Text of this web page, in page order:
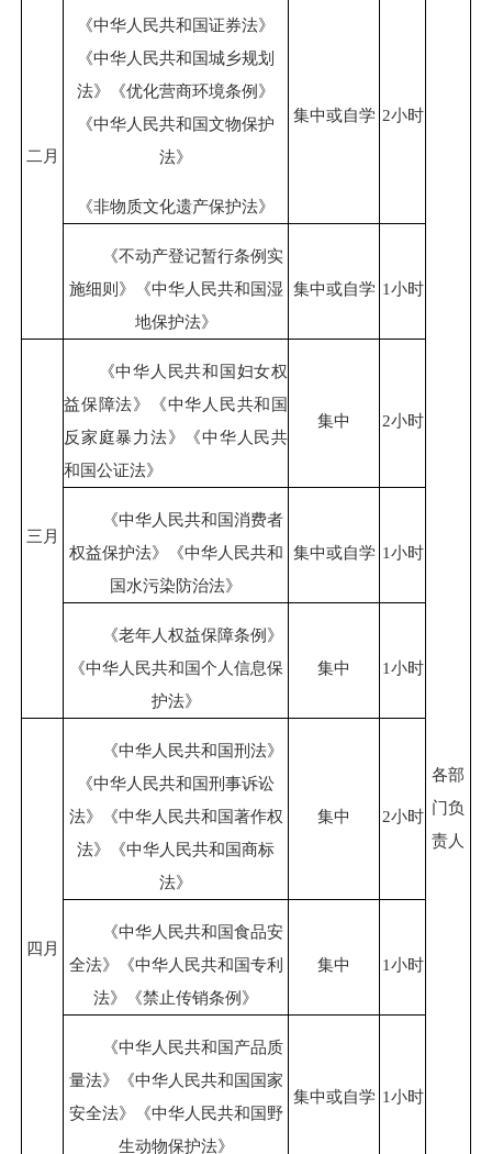
各部
门负
责人
二 月
《中华人民共和国证券法》
《中华人民共和国城乡规划
法》《优化营商环境条例》
《中华人民共和国文物保护
法》
《非物质文化遗产保护法》
集中或自学 2小时
《不动产登记暂行条例实
施细则》《中华人民共和国湿
地保护法》
集中或自学 1小时
三月
《中华人民共和国妇女权
益保障法》《中华人民共和国
反家庭暴力法》《中华人民共
和国公证法》
集中 2小时
《中华人民共和国消费者
权益保护法》《中华人民共和
国水污染防治法》
集中或自学 1小时
《老年人权益保障条例》
《中华人民共和国个人信息保
护法》
集中 1小时
四月
《中华人民共和国刑法》
《中华人民共和国刑事诉讼
法》《中华人民共和国著作权
法》《中华人民共和国商标
法》
集中 2小时
《中华人民共和国食品安
全法》《中华人民共和国专利
法》《禁止传销条例》
集中 1小时
《中华人民共和国产品质
量法》《中华人民共和国国家
安全法》《中华人民共和国野
生动物保护法》
集中或自学 1小时